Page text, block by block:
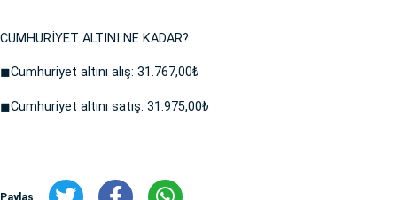
CUMHURİYET ALTINI NE KADAR?
◼Cumhuriyet altını alış: 31.767,00₺
◼Cumhuriyet altını satış: 31.975,00₺